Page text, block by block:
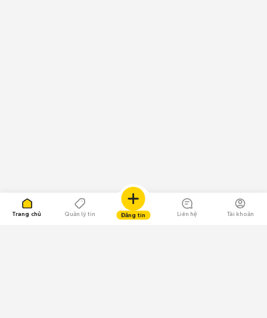
Trang chủ Quản lý tin Đăng tin Liên hệ Tài khoản